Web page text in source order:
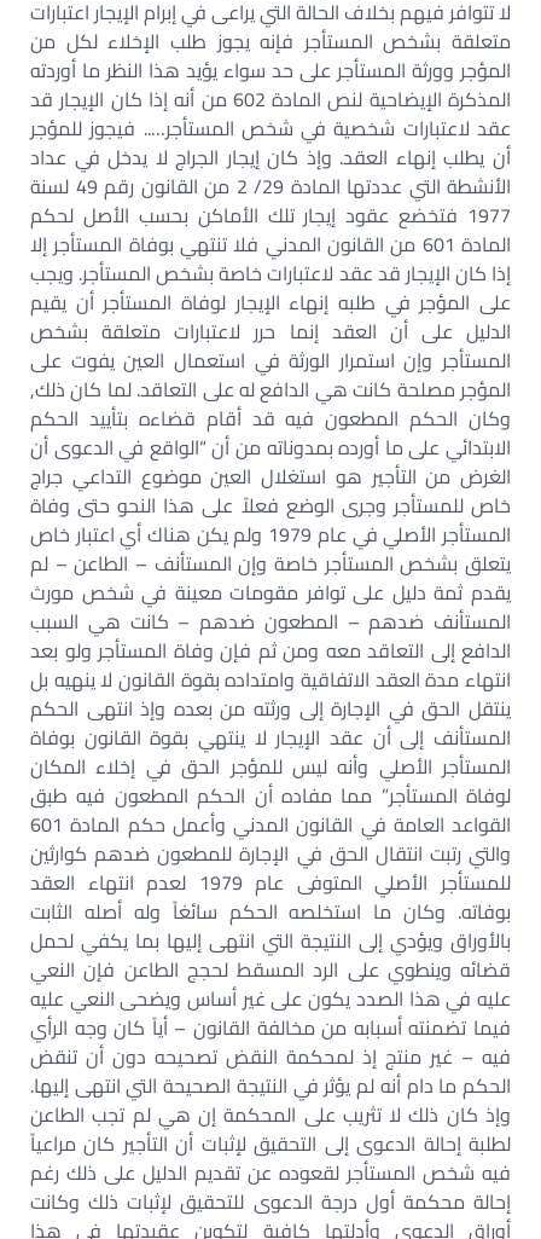
لا تتوافر فيهم بخلاف الحالة التي يراعى في إبرام الإيجار اعتبارات
متعلقة بشخص المستأجر فإنه يجوز طلب الإخلاء لكل من
المؤجر وورثة المستأجر على حد سواء يؤيد هذا النظر ما أوردته
المذكرة الإيضاحية لنص المادة 602 من أنه إذا كان الإيجار قد
عقد لاعتبارات شخصية في شخص المستأجر….. فيجوز للمؤجر
أن يطلب إنهاء العقد. وإذ كان إيجار الجراج لا يدخل في عداد
الأنشطة التي عددتها المادة 29/ 2 من القانون رقم 49 لسنة
1977 فتخضع عقود إيجار تلك الأماكن بحسب الأصل لحكم
المادة 601 من القانون المدني فلا تنتهي بوفاة المستأجر إلا
إذا كان الإيجار قد عقد لاعتبارات خاصة بشخص المستأجر. ويجب
على المؤجر في طلبه إنهاء الإيجار لوفاة المستأجر أن يقيم
الدليل على أن العقد إنما حرر لاعتبارات متعلقة بشخص
المستأجر وإن استمرار الورثة في استعمال العين يفوت على
المؤجر مصلحة كانت هي الدافع له على التعاقد. لما كان ذلك,
وكان الحكم المطعون فيه قد أقام قضاءه بتأييد الحكم
الابتدائي على ما أورده بمدوناته من أن “الواقع في الدعوى أن
الغرض من التأجير هو استغلال العين موضوع التداعي جراج
خاص للمستأجر وجرى الوضع فعلاً على هذا النحو حتى وفاة
المستأجر الأصلي في عام 1979 ولم يكن هناك أي اعتبار خاص
يتعلق بشخص المستأجر خاصة وإن المستأنف – الطاعن – لم
يقدم ثمة دليل على توافر مقومات معينة في شخص مورث
المستأنف ضدهم – المطعون ضدهم – كانت هي السبب
الدافع إلى التعاقد معه ومن ثم فإن وفاة المستأجر ولو بعد
انتهاء مدة العقد الاتفاقية وامتداده بقوة القانون لا ينهيه بل
ينتقل الحق في الإجارة إلى ورثته من بعده وإذ انتهى الحكم
المستأنف إلى أن عقد الإيجار لا ينتهي بقوة القانون بوفاة
المستأجر الأصلي وأنه ليس للمؤجر الحق في إخلاء المكان
لوفاة المستأجر” مما مفاده أن الحكم المطعون فيه طبق
القواعد العامة في القانون المدني وأعمل حكم المادة 601
والتي رتبت انتقال الحق في الإجارة للمطعون ضدهم كوارثين
للمستأجر الأصلي المتوفى عام 1979 لعدم انتهاء العقد
بوفاته. وكان ما استخلصه الحكم سائغاً وله أصله الثابت
بالأوراق ويؤدي إلى النتيجة التي انتهى إليها بما يكفي لحمل
قضائه وينطوي على الرد المسقط لحجج الطاعن فإن النعي
عليه في هذا الصدد يكون على غير أساس ويضحى النعي عليه
فيما تضمنته أسبابه من مخالفة القانون – أياً كان وجه الرأي
فيه – غير منتج إذ لمحكمة النقض تصحيحه دون أن تنقض
الحكم ما دام أنه لم يؤثر في النتيجة الصحيحة التي انتهى إليها.
وإذ كان ذلك لا تثريب على المحكمة إن هي لم تجب الطاعن
لطلبة إحالة الدعوى إلى التحقيق لإثبات أن التأجير كان مراعياً
فيه شخص المستأجر لقعوده عن تقديم الدليل على ذلك رغم
إحالة محكمة أول درجة الدعوى للتحقيق لإثبات ذلك وكانت
أوراق الدعوى وأدلتها كافية لتكوين عقيدتها في هذا